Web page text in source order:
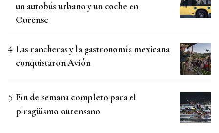
un autobús urbano y un coche en
Ourense
Las rancheras y la gastronomía mexicana
conquistaron Avión
Fin de semana completo para el
piragüismo ourensano